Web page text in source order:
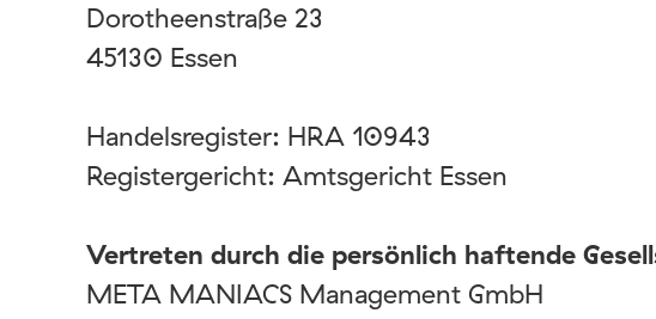
Dorotheenstraße 23
45130 Essen
Handelsregister: HRA 10943
Registergericht: Amtsgericht Essen
Vertreten durch die persönlich haftende
META MANIACS Management GmbH